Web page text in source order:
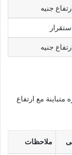
جنيه
جنيه
مع ارتفاع
ملاحظات